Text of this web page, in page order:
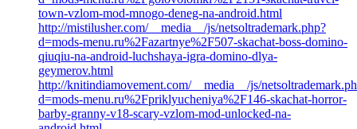
town-vzlom-mod-mnogo-deneg-na-android.html
http://mistilusher.com/__media__/js/netsoltrademark.php?
d=mods-menu.ru%2Fazartnye%2F507-skachat-boss-domino-
qiuqiu-na-android-luchshaya-igra-domino-dlya-
geymerov.html
http://knitindiamovement.com/__media__/js/
d=mods-menu.ru%2Fpriklyucheniya%2F146-skachat-horror-
barby-granny-v18-scary-vzlom-mod-unlocked-na-